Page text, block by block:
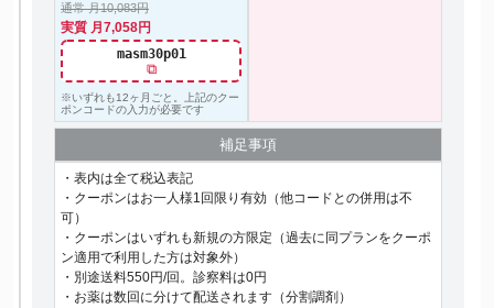
通常 月10,083円
実質 月7,058円
masm30p01
⧉
※いずれも12ヶ月ごと。上記のクー
ポンコードの入力が必要です
補足事項
・表内は全て税込表記
・クーポンはお一人様1回限り有効（他コードとの併用は不
可）
・クーポンはいずれも新規の方限定（過去に同プランをクーポ
ン適用で利用した方は対象外）
・別途送料550円/回。診察料は0円
・お薬は数回に分けて配送されます（分割調剤）